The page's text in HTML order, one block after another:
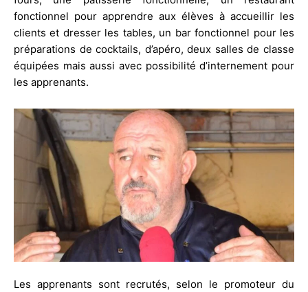
fonctionnel pour apprendre aux élèves à accueillir les
clients et dresser les tables, un bar fonctionnel pour les
préparations de cocktails, d’apéro, deux salles de classe
équipées mais aussi avec possibilité d’internement pour
les apprenants.
Les apprenants sont recrutés, selon le promoteur du